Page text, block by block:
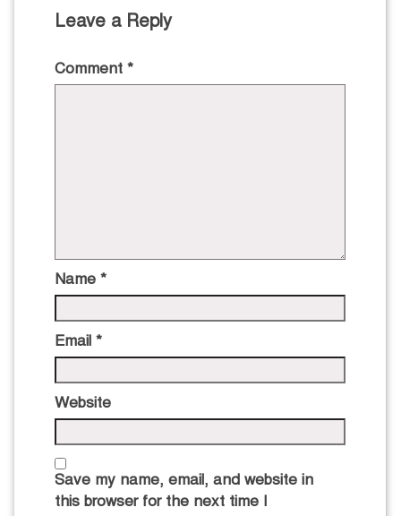
Leave a Reply
Comment *
Name *
Email *
Website
Save my name, email, and website in
this browser for the next time I